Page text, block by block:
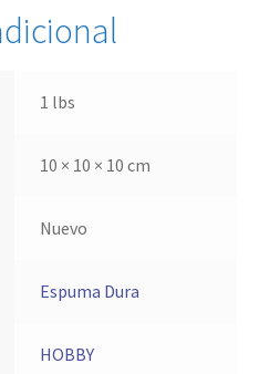
1 lbs
10 × 10 × 10 cm
Nuevo
Espuma Dura
HOBBY